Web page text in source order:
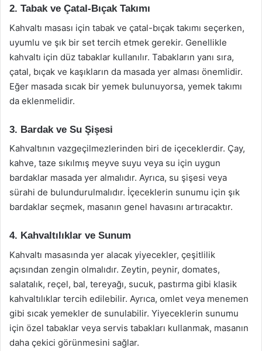
2. Tabak ve Çatal-Bıçak Takımı
Kahvaltı masası için tabak ve çatal-bıçak takımı seçerken,
uyumlu ve şık bir set tercih etmek gerekir. Genellikle
kahvaltı için düz tabaklar kullanılır. Tabakların yanı sıra,
çatal, bıçak ve kaşıkların da masada yer alması önemlidir.
Eğer masada sıcak bir yemek bulunuyorsa, yemek takımı
da eklenmelidir.
3. Bardak ve Su Şişesi
Kahvaltının vazgeçilmezlerinden biri de içeceklerdir. Çay,
kahve, taze sıkılmış meyve suyu veya su için uygun
bardaklar masada yer almalıdır. Ayrıca, su şişesi veya
sürahi de bulundurulmalıdır. İçeceklerin sunumu için şık
bardaklar seçmek, masanın genel havasını artıracaktır.
4. Kahvaltılıklar ve Sunum
Kahvaltı masasında yer alacak yiyecekler, çeşitlilik
açısından zengin olmalıdır. Zeytin, peynir, domates,
salatalık, reçel, bal, tereyağı, sucuk, pastırma gibi klasik
kahvaltılıklar tercih edilebilir. Ayrıca, omlet veya menemen
gibi sıcak yemekler de sunulabilir. Yiyeceklerin sunumu
için özel tabaklar veya servis tabakları kullanmak, masanın
daha çekici görünmesini sağlar.